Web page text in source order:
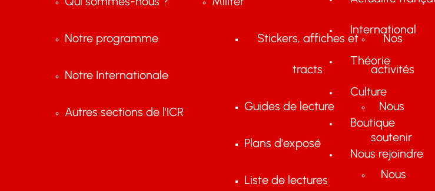
Notre programme
Notre Internationale
Autres sections de l'ICR
Stickers, affiches et
tracts
Guides de lecture
Plans d'exposé
Liste de lectures
Nos
activités
Nous
soutenir
Nous
International
Théorie
Culture
Boutique
Nous rejoindre